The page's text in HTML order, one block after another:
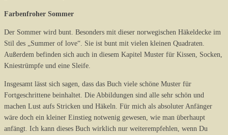
Farbenfroher Sommer
Der Sommer wird bunt. Besonders mit dieser norwegischen Häkeldecke im
Stil des „Summer of love“. Sie ist bunt mit vielen kleinen Quadraten.
Außerdem befinden sich auch in diesem Kapitel Muster für Kissen, Socken,
Kniestrümpfe und eine Sleife.
Insgesamt lässt sich sagen, dass das Buch viele schöne Muster für
Fortgeschrittene beinhaltet. Die Abbildungen sind alle sehr schön und
machen Lust aufs Stricken und Häkeln. Für mich als absoluter Anfänger
wäre doch ein kleiner Einstieg notwenig gewesen, wie man überhaupt
anfängt. Ich kann dieses Buch wirklich nur weiterempfehlen, wenn Du